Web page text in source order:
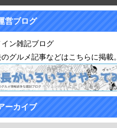
営ブログ
ン雑記ブログ
グルメ記事などはこちらに掲載。
ーカイブ